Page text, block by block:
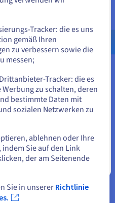
VT-x oder AMD-V), um eine
die auf den
werden, Ressourcen wie
zu. Da KVM direkt in den
von der Geschwindigkeit,
des
minimiert auch den
nativen Leistung der Rechner
sich erheblich von
wie z. B. VMware ESXi,
(auch als Bare-Metal-
1 wird ohne zugrunde
auf dem Computer
Englisch USD - $
bleiben
Schließen
Tracker: die es uns
gemäß Ihren
zu verbessern sowie die
messen;
Tracker: die es
zu schalten, deren
bestimmte Daten mit
sozialen Netzwerken zu
ablehnen oder Ihre
Sie auf den Link
der am Seitenende
Sie in unserer Richtlinie